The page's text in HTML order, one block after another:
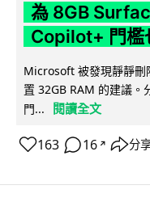
為 8GB
Copilot+ 門檻
Microsoft 被發現靜靜刪
置 32GB RAM 的建議。
門...
閱讀全文
163 16 ↗ 分